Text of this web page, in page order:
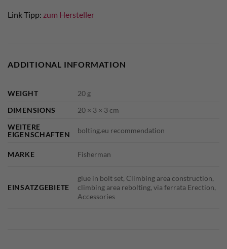
Link Tipp: zum Hersteller
ADDITIONAL INFORMATION
WEIGHT
20 g
DIMENSIONS
20 × 3 × 3 cm
WEITERE
EIGENSCHAFTEN
bolting.eu recommendation
MARKE Fisherman
EINSATZGEBIETE
glue in bolt set, Climbing area construction,
climbing area rebolting, via ferrata Erection,
Accessories